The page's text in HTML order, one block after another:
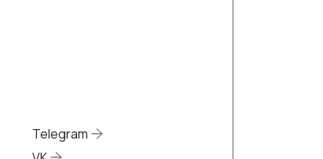
Telegram